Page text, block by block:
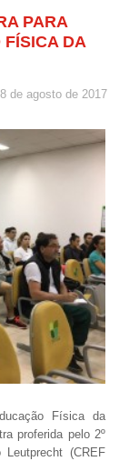
PARA
DA
8 de agosto de 2017
Física da
proferida pelo 2º
(CREF